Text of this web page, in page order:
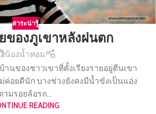
สาระน่ารู้
ของภูเขาหลังฝนตก
น้องน้ำหอม
นของชาวเขาที่ตั้งเรียงรายอยู่ตีนเขา
ค่อยดีนัก บางช่วงยังคงมีน้ำขังเป็นแอ่ง
ามรอยล้อรถ...
READING